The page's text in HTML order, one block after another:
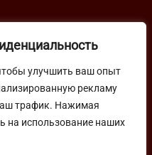
улучшить ваш опыт
рекламу
трафик. Нажимая
на использование наших
22:00